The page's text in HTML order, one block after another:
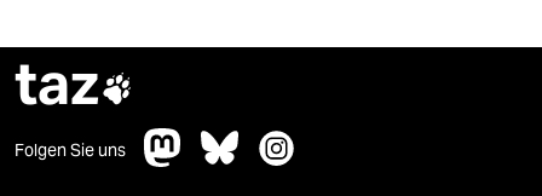
taz
Folgen Sie uns